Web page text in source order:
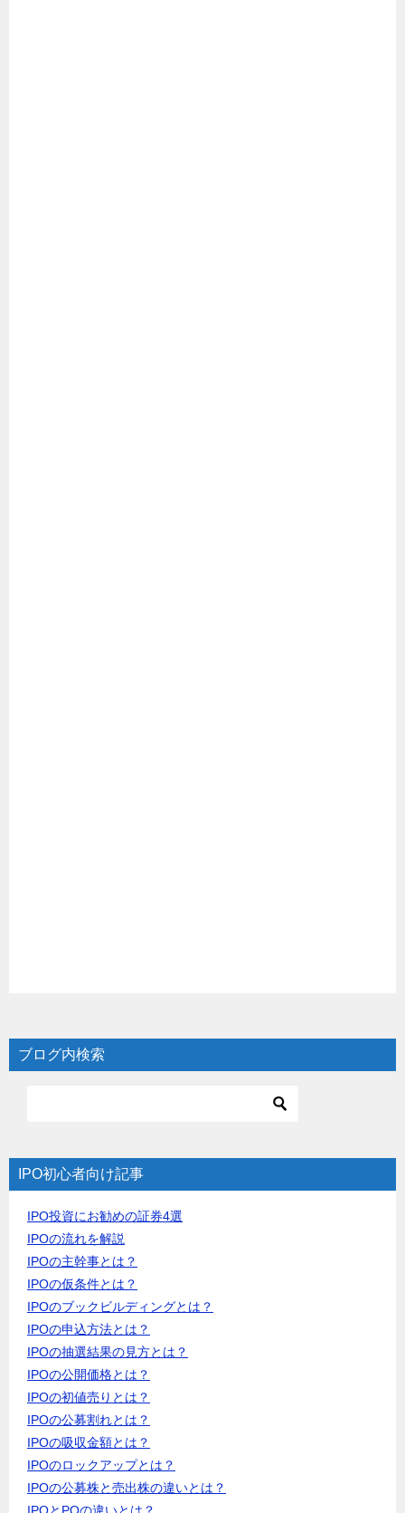
ブログ内検索
IPO初心者向け記事
IPO投資にお勧めの証券4選
IPOの流れを解説
IPOの主幹事とは？
IPOの仮条件とは？
IPOのブックビルディングとは？
IPOの申込方法とは？
IPOの抽選結果の見方とは？
IPOの公開価格とは？
IPOの初値売りとは？
IPOの公募割れとは？
IPOの吸収金額とは？
IPOのロックアップとは？
IPOの公募株と売出株の違いとは？
IPOとPOの違いとは？